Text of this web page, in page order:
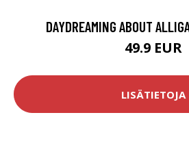
DAYDREAMING ABOUT
49.9 EUR
LISÄTIETOJA